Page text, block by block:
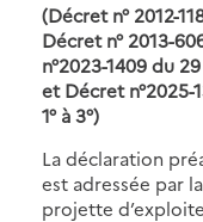
(Décret n° 2012-
Décret n° 2013-
n°2023-1409 du
etDécret
1° à 3°)
La déclaration
est adressée par
projette